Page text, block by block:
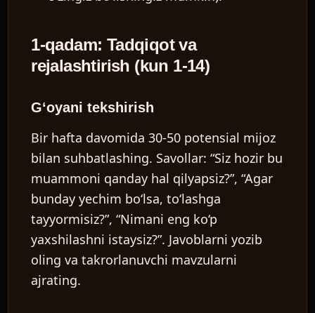
1-qadam: Tadqiqot va
rejalashtirish (kun 1-14)
G‘oyani tekshirish
Bir hafta davomida 30-50 potensial mijoz
bilan suhbatlashing. Savollar: “Siz hozir bu
muammoni qanday hal qilyapsiz?”, “Agar
bunday yechim bo‘lsa, to‘lashga
tayyormisiz?”, “Nimani eng ko‘p
yaxshilashni istaysiz?”. Javoblarni yozib
oling va takrorlanuvchi mavzularni
ajrating.